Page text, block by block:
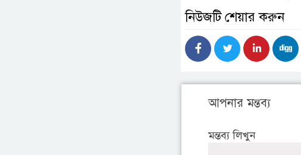
নিউজটি শেয়ার করুন
আপনার মন্তব্য
মন্তব্য লিখুন